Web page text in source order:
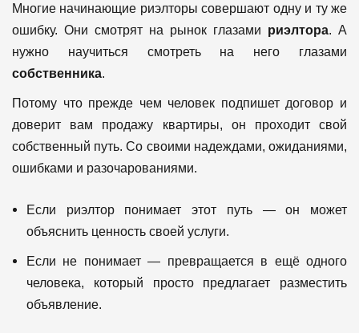
Многие начинающие риэлторы совершают одну и ту же
ошибку. Они смотрят на рынок глазами риэлтора. А
нужно научиться смотреть на него глазами
собственника.
Потому что прежде чем человек подпишет договор и
доверит вам продажу квартиры, он проходит свой
собственный путь. Со своими надеждами, ожиданиями,
ошибками и разочарованиями.
Если риэлтор понимает этот путь — он может
объяснить ценность своей услуги.
Если не понимает — превращается в ещё одного
человека, который просто предлагает разместить
объявление.